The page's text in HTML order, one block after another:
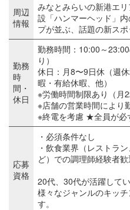
周辺
情報
みなとみらいの新港エ
設「ハンマーヘッド」
プが並ぶ、話題の新ス
勤務
時
間・
休日
勤務時間：10:00～
り）
休日：月8〜9日休（週
暇・有給休暇、他）
※労働時間制限あり（月
※店舗の営業時間により
※終電を考慮 ★全員が
応募
資格
・必須条件なし
・飲食業界（レストラ
ど）での調理師経験者歓
20代、30代が活躍して
様々なジャンルのキッ
す。